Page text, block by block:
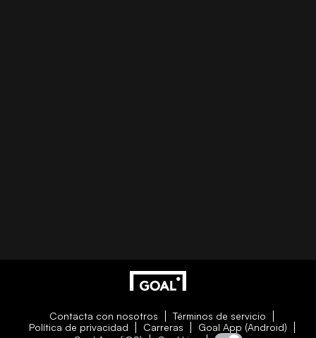
Contacta con nosotros
Términos de servicio
Política de privacidad
Carreras
Goal App (Android)